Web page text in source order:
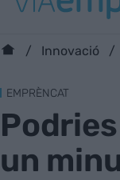
Innovació
EMPRÈNCAT
un